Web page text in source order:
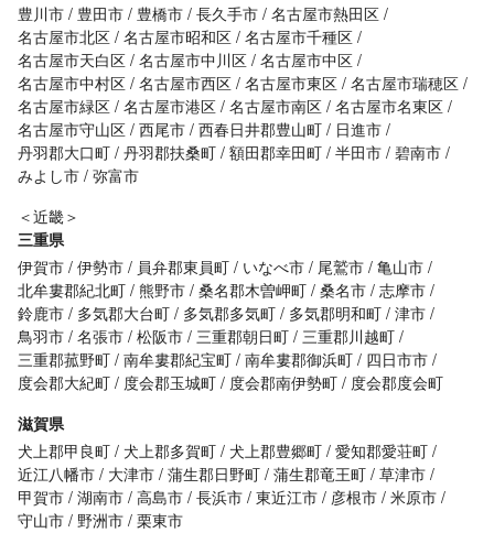
豊川市
豊田市 豊橋市 長久手市 名古屋市熱田区
名古屋市北区 名古屋市昭和区 名古屋市千種区
名古屋市天白区 名古屋市中川区 名古屋市中区
名古屋市中村区 名古屋市西区 名古屋市東区 名古屋市瑞穂区
名古屋市緑区 名古屋市港区 名古屋市南区 名古屋市名東区
名古屋市守山区 西尾市 西春日井郡豊山町
日進市
丹羽郡大口町 丹羽郡扶桑町 額田郡幸田町 半田市 碧南市
みよし市 弥富市
＜近畿＞
三重県
伊賀市 伊勢市 員弁郡東員町 いなべ市 尾鷲市 亀山市
北牟婁郡紀北町 熊野市 桑名郡木曽岬町 桑名市 志摩市
鈴鹿市
多気郡大台町 多気郡多気町 多気郡明和町 津市
鳥羽市 名張市 松阪市 三重郡朝日町 三重郡川越町
三重郡菰野町 南牟婁郡紀宝町 南牟婁郡御浜町
四日市市
度会郡大紀町
度会郡玉城町 度会郡南伊勢町
度会郡度会町
滋賀県
犬上郡甲良町 犬上郡多賀町 犬上郡豊郷町 愛知郡愛荘町
近江八幡市
大津市 蒲生郡日野町 蒲生郡竜王町 草津市
甲賀市 湖南市 高島市 長浜市 東近江市 彦根市 米原市
守山市 野洲市 栗東市